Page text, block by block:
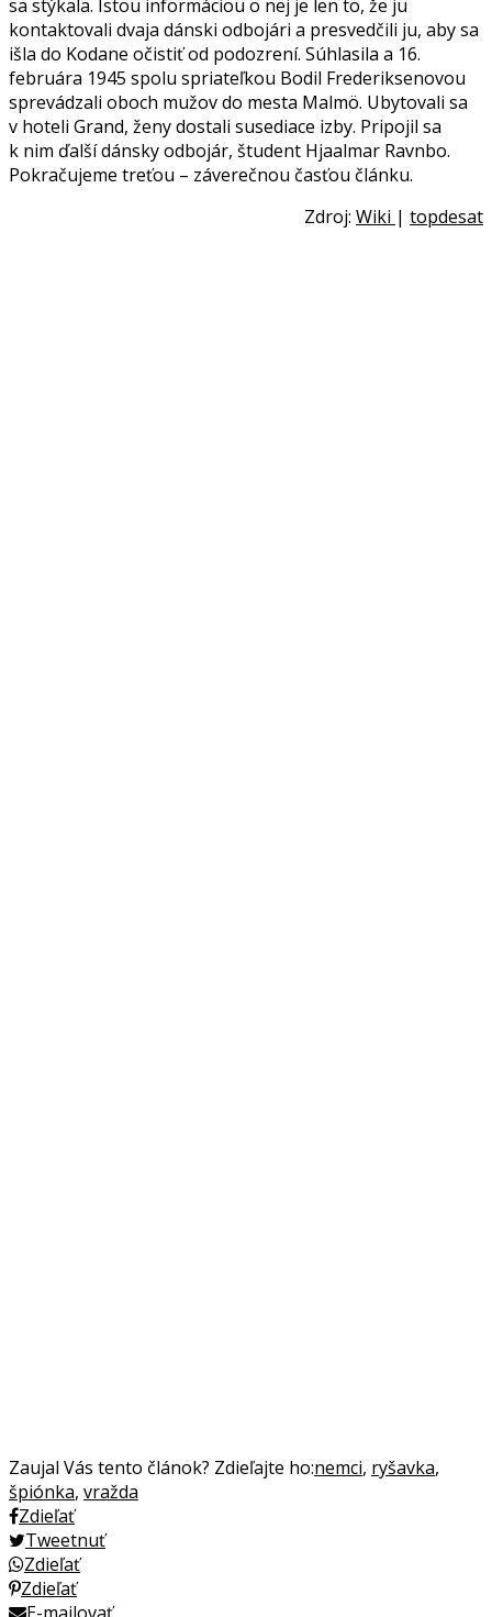
sa stýkala. Istou informáciou o nej je len to, že ju
kontaktovali dvaja dánski odbojári a presvedčili ju, aby sa
išla do Kodane očistiť od podozrení. Súhlasila a 16.
februára 1945 spolu spriateľkou Bodil Frederiksenovou
sprevádzali oboch mužov do mesta Malmö. Ubytovali sa
v hoteli Grand, ženy dostali susediace izby. Pripojil sa
k nim ďalší dánsky odbojár, študent Hjaalmar Ravnbo.
Pokračujeme treťou – záverečnou časťou článku.
Zdroj: Wiki | topdesat
Zaujal Vás tento článok? Zdieľajte ho:nemci, ryšavka,
špiónka, vražda
Zdieľať
Tweetnuť
Zdieľať
Zdieľať